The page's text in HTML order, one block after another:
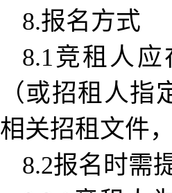
8.报名方式
8.1竞租人
（或招租人
相关招租文件
8.2报名时需